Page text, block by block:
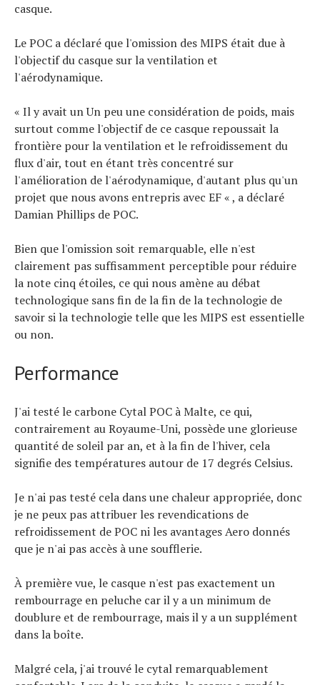
casque.
Le POC a déclaré que l'omission des MIPS était due à
l'objectif du casque sur la ventilation et
l'aérodynamique.
« Il y avait unUn peu une considération de poids, mais
surtout comme l'objectif de ce casque repoussait la
frontière pour la ventilation et le refroidissement du
flux d'air, tout en étant très concentré sur
l'amélioration de l'aérodynamique, d'autant plus qu'un
projet que nous avons entrepris avec EF « , a déclaré
Damian Phillips de POC.
Bien que l'omission soit remarquable, elle n'est
clairement pas suffisamment perceptible pour réduire
la note cinq étoiles, ce qui nous amène au débat
technologique sans fin de la fin de la technologie de
savoir si la technologie telle que les MIPS est essentielle
ou non.
Performance
J'ai testé le carbone Cytal POC à Malte, ce qui,
contrairement au Royaume-Uni, possède une glorieuse
quantité de soleil par an, et à la fin de l'hiver, cela
signifie des températures autour de 17 degrés Celsius.
Je n'ai pas testé cela dans une chaleur appropriée, donc
je ne peux pas attribuer les revendications de
refroidissement de POC ni les avantages Aero donnés
que je n'ai pas accès à une soufflerie.
À première vue, le casque n'est pas exactement un
rembourrage en peluche car il y a un minimum de
doublure et de rembourrage, mais il y a un supplément
dans la boîte.
Malgré cela, j'ai trouvé le cytal remarquablement